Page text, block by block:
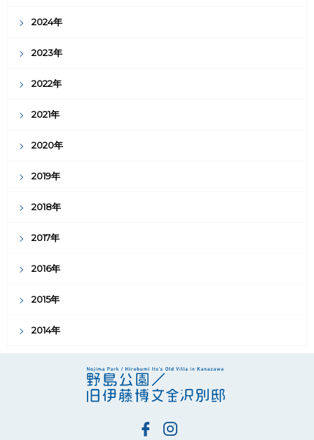
2024年
2023年
2022年
2021年
2020年
2019年
2018年
2017年
2016年
2015年
2014年